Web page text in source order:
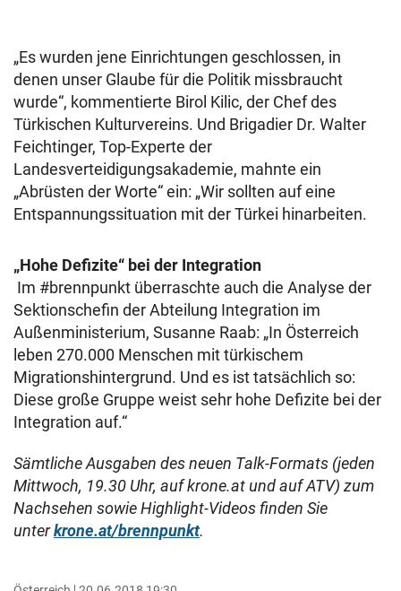
„Es wurden jene Einrichtungen geschlossen, in
denen unser Glaube für die Politik missbraucht
wurde“, kommentierte Birol Kilic, der Chef des
Türkischen Kulturvereins. Und Brigadier Dr. Walter
Feichtinger, Top-Experte der
Landesverteidigungsakademie, mahnte ein
„Abrüsten der Worte“ ein: „Wir sollten auf eine
Entspannungssituation mit der Türkei hinarbeiten.
„Hohe Defizite“ bei der Integration
Im #brennpunkt überraschte auch die Analyse der
Sektionschefin der Abteilung Integration im
Außenministerium, Susanne Raab: „In Österreich
leben 270.000 Menschen mit türkischem
Migrationshintergrund. Und es ist tatsächlich so:
Diese große Gruppe weist sehr hohe Defizite bei der
Integration auf.“
Sämtliche Ausgaben des neuen Talk-Formats (jeden
Mittwoch, 19.30 Uhr, auf krone.at und auf ATV) zum
Nachsehen sowie Highlight-Videos finden Sie
unterkrone.at/brennpunkt.